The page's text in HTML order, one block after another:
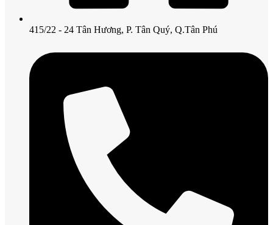
415/22 - 24 Tân Hương, P. Tân Quý, Q.Tân Phú